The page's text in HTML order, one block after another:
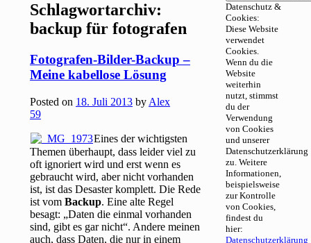
Schlagwortarchiv:
backup für fotografen
Fotografen-Bilder-Backup –
Meine kabellose Lösung
Posted on 18. Juli 2013 by Alex
59
Eines der wichtigsten
Themen überhaupt, dass leider viel zu
oft ignoriert wird und erst wenn es
gebraucht wird, aber nicht vorhanden
ist, ist das Desaster komplett. Die Rede
ist vomBackup. Eine alte Regel
besagt: „Daten die einmal vorhanden
sind, gibt es gar nicht“. Andere meinen
auch, dass Daten, die nur in einem
Datenschutz &
Cookies:
Diese Website
verwendet
Cookies.
Wenn du die
Website
weiterhin
nutzt, stimmst
du der
Verwendung
von Cookies
und unserer
Datenschutzerklärung
zu. Weitere
Informationen,
beispielsweise
zur Kontrolle
von Cookies,
findest du
hier:
Datenschutzerklärung